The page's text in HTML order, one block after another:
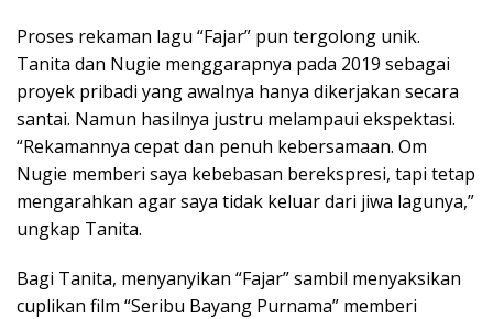
Proses rekaman lagu “Fajar” pun tergolong unik.
Tanita dan Nugie menggarapnya pada 2019 sebagai
proyek pribadi yang awalnya hanya dikerjakan secara
santai. Namun hasilnya justru melampaui ekspektasi.
“Rekamannya cepat dan penuh kebersamaan. Om
Nugie memberi saya kebebasan berekspresi, tapi tetap
mengarahkan agar saya tidak keluar dari jiwa lagunya,”
ungkap Tanita.
Bagi Tanita, menyanyikan “Fajar” sambil menyaksikan
cuplikan film “Seribu Bayang Purnama” memberi